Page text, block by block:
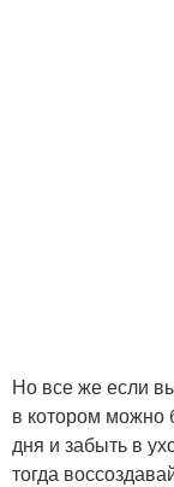
Но все же если
в котором можно
дня и забыть в
тогда